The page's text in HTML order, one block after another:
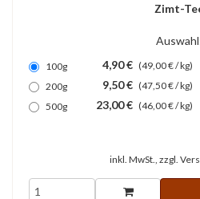
Zimt-
100g 4,90 € (49,00 € / kg)
200g
9,50 € (47,50 € / kg)
500g
23,00 € (46,00 € / kg)
inkl. MwSt., zzgl.